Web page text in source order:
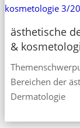
ästhetische
&
Bereichen der
Dermatologie